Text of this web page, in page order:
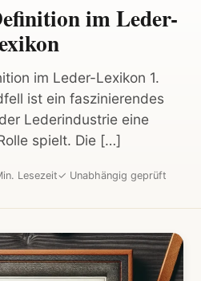
im Leder-
im Leder-Lexikon 1.
ist ein faszinierendes
Lederindustrie eine
spielt. Die […]
Lesezeit✓ Unabhängig geprüft